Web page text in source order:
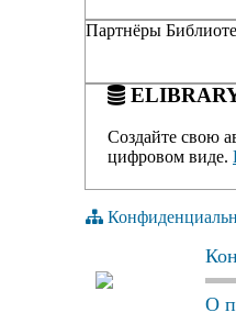
Партнёры
Создайте свою
цифровом виде.
О